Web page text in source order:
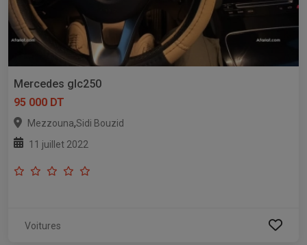
Mercedes glc250
95 000 DT
Mezzouna,Sidi Bouzid
11 juillet 2022
Voitures